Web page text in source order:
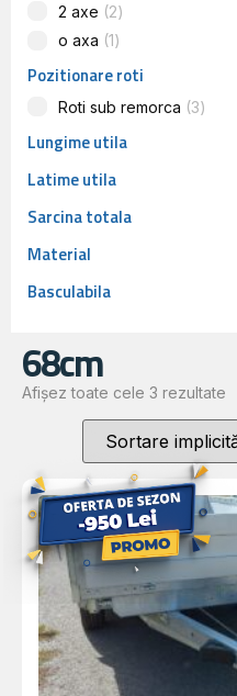
2 axe
2
o axa 1
Pozitionare roti
Roti sub remorca 3
Lungime utila
Latime utila
Sarcina totala
Material
Basculabila
68cm
Afișez toate cele 3 rezultate